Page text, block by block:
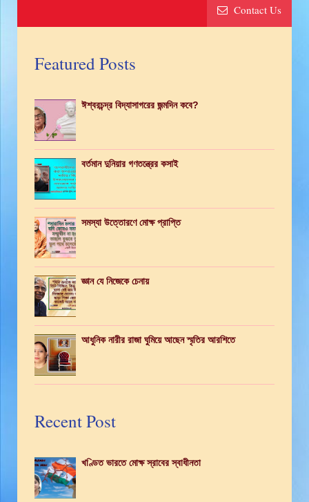
Contact Us
Featured Posts
ঈশ্বরচন্দ্র বিদ্যাসাগরের জন্মদিন কবে?
বর্তমান দুনিয়ার গণতন্ত্রের কসাই
সমস্যা উত্তোরণে মোক্ষ প্রাপ্তি
জ্ঞান যে নিজেকে চেনায়
আধুনিক নারীর রাজা ঘুমিয়ে আছেন স্মৃতির আরশিতে
Recent Post
খণ্ডিত ভারতে মোক্ষ স্রাবের স্বাধীনতা